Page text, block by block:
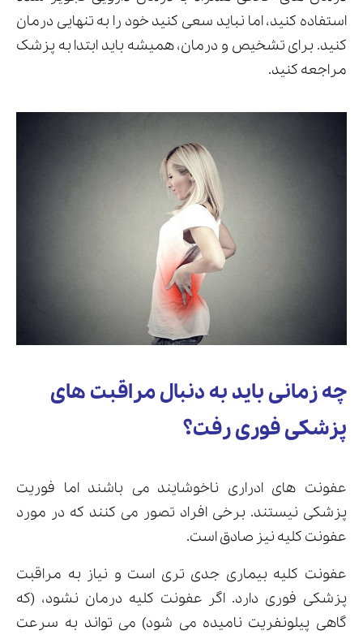
استفاده کنید، اما نباید سعی کنید خود را به تنهایی درمان
کنید. برای تشخیص و درمان، همیشه باید ابتدا به پزشک
مراجعه کنید.
چه زمانی باید به دنبال مراقبت های
پزشکی فوری رفت؟
عفونت های ادراری ناخوشایند می باشند اما فوریت
پزشکی نیستند. برخی افراد تصور می کنند که در مورد
عفونت کلیه نیز صادق است.
عفونت کلیه بیماری جدی تری است و نیاز به مراقبت
پزشکی فوری دارد. اگر عفونت کلیه درمان نشود، (که
گاهی پیلونفریت نامیده می شود) می تواند به سرعت